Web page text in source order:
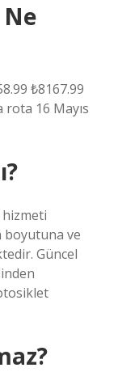
₺8167.99
rota 16 Mayıs
hizmeti
boyutuna ve
Güncel